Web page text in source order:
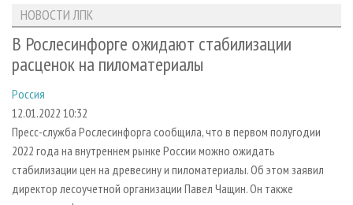
ЛЕСОЗАГОТОВКА
ЛЕСОПИЛЕНИЕ
СУШКА ДРЕВЕСИНЫ
ПРОИЗВОДСТВО ДРЕВЕСНЫХ ПЛИТ
ДЕРЕВЯННОЕ ДОМОСТРОЕНИЕ
ПРОИЗВОДСТВО МЕБЕЛИ
НОВОСТИ ЛПК
НОВОСТИ ЖУРНАЛА
ПРОЕКТЫ ЛПИ
АНАЛИТИКА
ПРЕДПРИЯТИЯ ЛПК
ПЕРСОНЫ
МОБИЛЬНЫЕ ВЫСТАВКИ
ОФИЦИАЛЬНЫЕ ДЕЛЕГАЦИИ
ПРИОРИТЕТНЫЕ ИНВЕСТПРОЕКТЫ
АРХИВ
АРХИВ ЖУРНАЛОВ
О ЖУРНАЛЕ
КОНТАКТЫ
РЕКЛАМОДАТЕЛЯМ
РЕКЛАМА
РЕКЛАМА НА САЙТЕ
НОВОСТИ ЛПК
В Рослесинфорге ожидают стабилизации
расценок на пиломатериалы
Россия
12.01.2022 10:32
Пресс-служба Рослесинфорга сообщила, что в первом полугодии
2022 года на внутреннем рынке России можно ожидать
стабилизации цен на древесину и пиломатериалы. Об этом заявил
директор лесоучетной организации Павел Чащин. Он также